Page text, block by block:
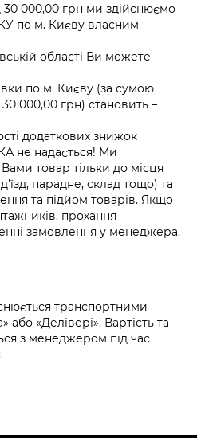
000,00 грн ми здійснюємо
по м. Києву власним
області Ви можете
по м. Києву (за сумою
000,00 грн) становить –
додаткових знижок
не надається! Ми
товар тільки до місця
парадне, склад тощо) та
та підйом товарів. Якщо
прохання
замовлення у менеджера.
транспортними
«Делівері». Вартість та
з менеджером під час